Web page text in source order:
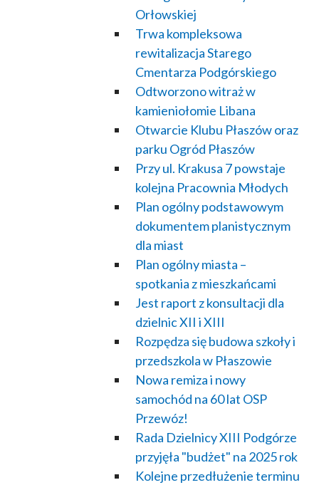
Orłowskiej
Trwa kompleksowa
rewitalizacja Starego
Cmentarza Podgórskiego
Odtworzono witraż w
kamieniołomie Libana
Otwarcie Klubu Płaszów oraz
parku Ogród Płaszów
Przy ul. Krakusa 7 powstaje
kolejna Pracownia Młodych
Plan ogólny podstawowym
dokumentem planistycznym
dla miast
Plan ogólny miasta –
spotkania z mieszkańcami
Jest raport z konsultacji dla
dzielnic XII i XIII
Rozpędza się budowa szkoły i
przedszkola w Płaszowie
Nowa remiza i nowy
samochód na 60 lat OSP
Przewóz!
Rada Dzielnicy XIII Podgórze
przyjęła "budżet" na 2025 rok
Kolejne przedłużenie terminu